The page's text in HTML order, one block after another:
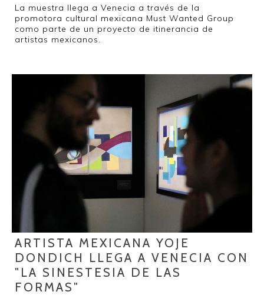
La muestra llega a Venecia a través de la
promotora cultural mexicana Must Wanted Group
como parte de un proyecto de itinerancia de
artistas mexicanos.
ARTISTA MEXICANA YOJE
DONDICH LLEGA A VENECIA CON
"LA SINESTESIA DE LAS
FORMAS"